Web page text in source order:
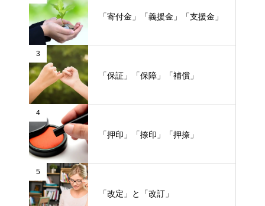
「寄付金」「義援金」「支援金」
3
「保証」「保障」「補償」
4
「押印」「捺印」「押捺」
5
「改定」と「改訂」